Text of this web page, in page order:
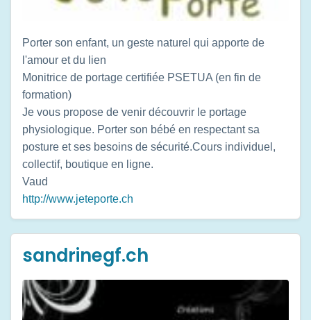
Porter son enfant, un geste naturel qui apporte de
l'amour et du lien
Monitrice de portage certifiée PSETUA (en fin de
formation)
Je vous propose de venir découvrir le portage
physiologique. Porter son bébé en respectant sa
posture et ses besoins de sécurité.Cours individuel,
collectif, boutique en ligne.
Vaud
http://www.jeteporte.ch
sandrinegf.ch